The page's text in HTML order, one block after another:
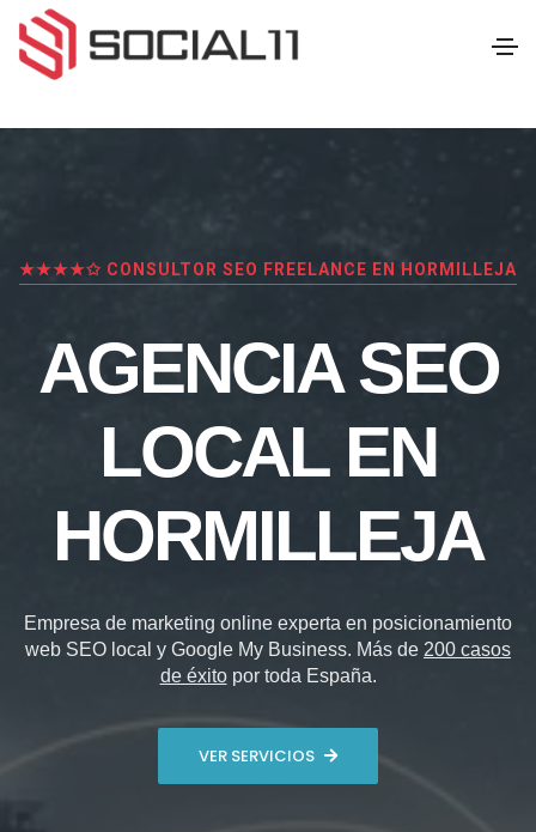
★★★★✩ CONSULTOR SEO FREELANCE EN HORMILLEJA
AGENCIA SEO
LOCAL EN
HORMILLEJA
Empresa de marketing online experta en posicionamiento
web SEO local y Google My Business. Más de 200 casos
de éxitopor toda España.
VER SERVICIOS